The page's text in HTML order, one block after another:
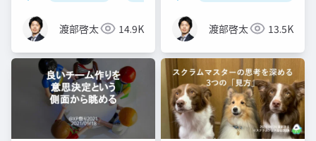
渡部啓太 14.9K 渡部啓太 13.5K